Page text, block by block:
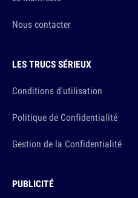
Nous contacter
LES TRUCS SÉRIEUX
Conditions d'utilisation
Politique de Confidentialité
Gestion de la Confidentialité
PUBLICITÉ